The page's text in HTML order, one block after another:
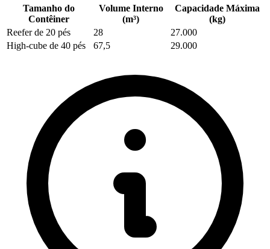
Tamanho do
Contêiner
Volume Interno
(m³)
Capacidade Máxima
(kg)
Reefer de 20 pés
28
27.000
High-cube de 40 pés
67,5 29.000